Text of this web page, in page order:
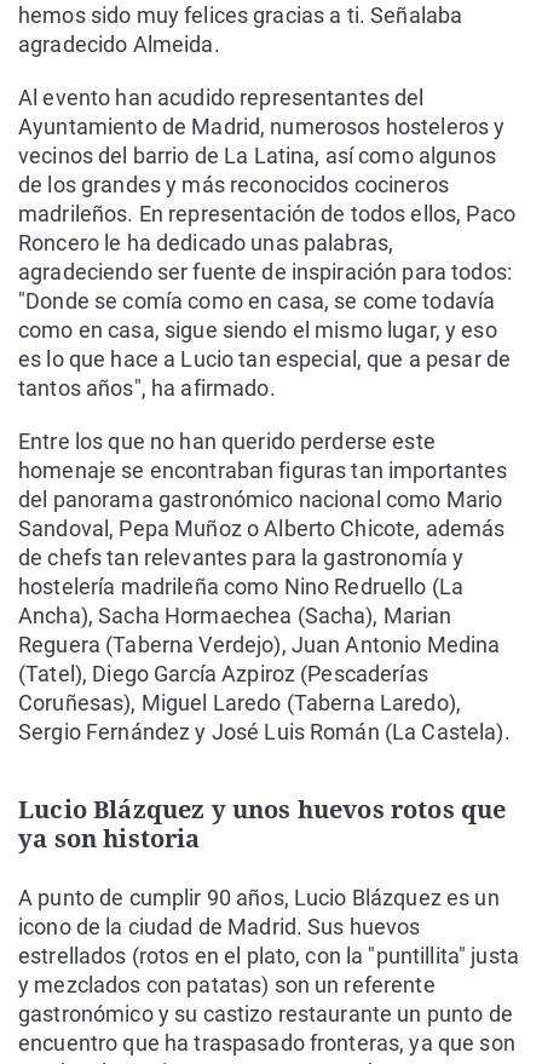
hemos sido muy felices gracias a ti. Señalaba
agradecido Almeida.
Al evento han acudido representantes del
Ayuntamiento de Madrid, numerosos hosteleros y
vecinos del barrio de La Latina, así como algunos
de los grandes y más reconocidos cocineros
madrileños. En representación de todos ellos, Paco
Roncero le ha dedicado unas palabras,
agradeciendo ser fuente de inspiración para todos:
"Donde se comía como en casa, se come todavía
como en casa, sigue siendo el mismo lugar, y eso
es lo que hace a Lucio tan especial, que a pesar de
tantos años", ha afirmado.
Entre los que no han querido perderse este
homenaje se encontraban figuras tan importantes
del panorama gastronómico nacional como Mario
Sandoval, Pepa Muñoz o Alberto Chicote, además
de chefs tan relevantes para la gastronomía y
hostelería madrileña como Nino Redruello (La
Ancha), Sacha Hormaechea (Sacha), Marian
Reguera (Taberna Verdejo), Juan Antonio Medina
(Tatel), Diego García Azpiroz (Pescaderías
Coruñesas), Miguel Laredo (Taberna Laredo),
Sergio Fernández y José Luis Román (La Castela).
Lucio Blázquez y unos huevos rotos que
ya son historia
A punto de cumplir 90 años, Lucio Blázquez es un
icono de la ciudad de Madrid. Sus huevos
estrellados (rotos en el plato, con la "puntillita" justa
y mezclados con patatas) son un referente
gastronómico y su castizo restaurante un punto de
encuentro que ha traspasado fronteras, ya que son